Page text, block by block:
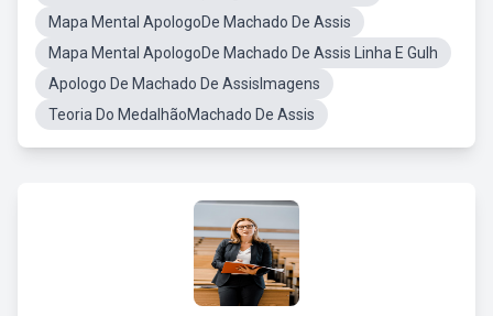
Mapa Mental ApologoDe Machado De Assis
Mapa Mental ApologoDe Machado De Assis Linha E Gulh
Apologo De Machado De AssisImagens
Teoria Do MedalhãoMachado De Assis